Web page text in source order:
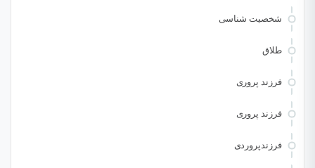
شخصیت شناسی
طلاق
فرزند پروری
فرزند پروری
فرزندپروردی